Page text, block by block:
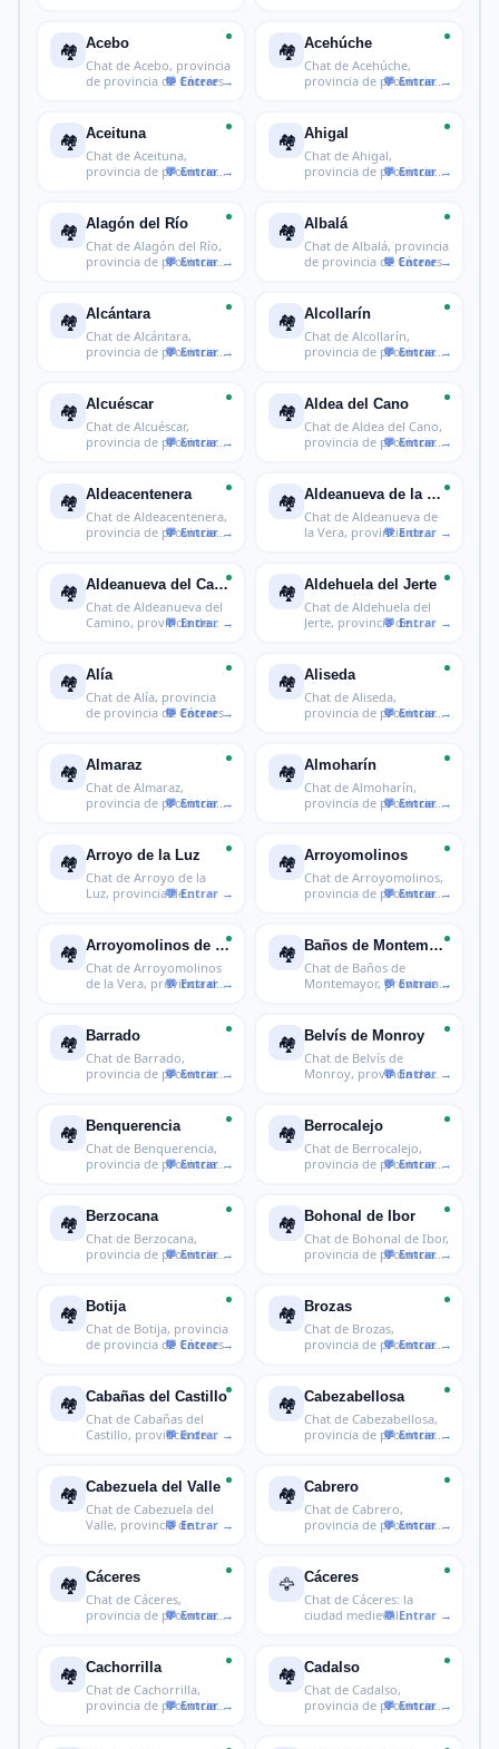
🏘️ Acebo
Chat de Acebo, provincia
de provincia de Cáceres
🏘️ Acehúche
Chat de Acehúche,
provincia de provincia
🏘️ Aceituna
Chat de Aceituna,
provincia de provincia
🏘️ Ahigal
Chat de Ahigal,
provincia de provincia
🏘️ Alagón del Río
Chat de Alagón del Río,
provincia de provincia
🏘️ Albalá
Chat de Albalá, provincia
de provincia de Cáceres
🏘️ Alcántara
Chat de Alcántara,
provincia de provincia
🏘️ Alcollarín
Chat de Alcollarín,
provincia de provincia
🏘️ Alcuéscar
Chat de Alcuéscar,
provincia de provincia
🏘️ Aldea del Cano
Chat de Aldea del Cano,
provincia de provincia
🏘️ Aldeacentenera
Chat de Aldeacentenera,
provincia de provincia
🏘️ Aldeanueva de la Vera
Chat de Aldeanueva de
la Vera, provincia de
🏘️ Aldeanueva del Camino
Chat de Aldeanueva del
Camino, provincia de
🏘️ Aldehuela del Jerte
Chat de Aldehuela del
Jerte, provincia de
🏘️ Alía
Chat de Alía, provincia
de provincia de Cáceres
🏘️ Aliseda
Chat de Aliseda,
provincia de provincia
🏘️ Almaraz
Chat de Almaraz,
provincia de provincia
🏘️ Almoharín
Chat de Almoharín,
provincia de provincia
🏘️ Arroyo de la Luz
Chat de Arroyo de la
Luz, provincia de
🏘️ Arroyomolinos
Chat de Arroyomolinos,
provincia de provincia
🏘️ Arroyomolinos de la Vera
Chat de Arroyomolinos
de la Vera, provincia de
🏘️ Baños de Montemayor
Chat de Baños de
Montemayor, provincia
🏘️ Barrado
Chat de Barrado,
provincia de provincia
🏘️ Belvís de Monroy
Chat de Belvís de
Monroy, provincia de
🏘️ Benquerencia
Chat de Benquerencia,
provincia de provincia
🏘️ Berrocalejo
Chat de Berrocalejo,
provincia de provincia
🏘️ Berzocana
Chat de Berzocana,
provincia de provincia
🏘️ Bohonal de Ibor
Chat de Bohonal de Ibor,
provincia de provincia
🏘️ Botija
Chat de Botija, provincia
de provincia de Cáceres
🏘️ Brozas
Chat de Brozas,
provincia de provincia
🏘️ Cabañas del Castillo
Chat de Cabañas del
Castillo, provincia de
🏘️ Cabezabellosa
Chat de Cabezabellosa,
provincia de provincia
🏘️ Cabezuela del Valle
Chat de Cabezuela del
Valle, provincia de
🏘️ Cabrero
Chat de Cabrero,
provincia de provincia
🏘️ Cáceres
Chat de Cáceres,
provincia de provincia
🦅 Cáceres
Chat de Cáceres: la
ciudad medieval
🏘️ Cachorrilla
Chat de Cachorrilla,
provincia de provincia
🏘️ Cadalso
Chat de Cadalso,
provincia de provincia